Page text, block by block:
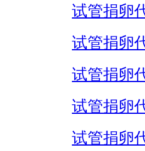
试管捐卵
试管捐卵
试管捐卵
试管捐卵
试管捐卵